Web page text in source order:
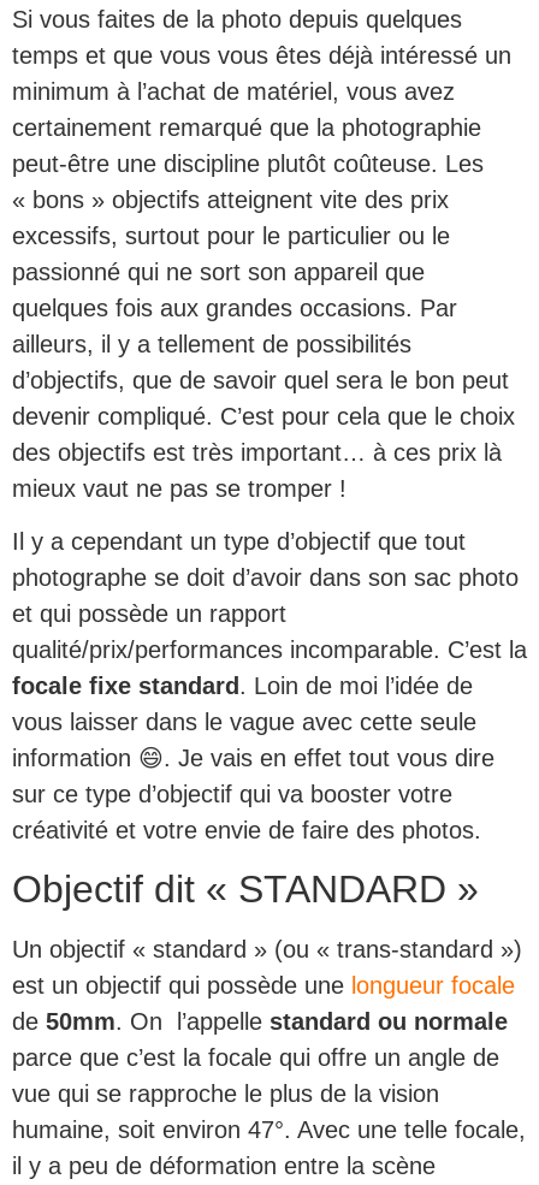
Si vous faites de la photo depuis quelques
temps et que vous vous êtes déjà intéressé un
minimum à l’achat de matériel, vous avez
certainement remarqué que la photographie
peut-être une discipline plutôt coûteuse. Les
« bons » objectifs atteignent vite des prix
excessifs, surtout pour le particulier ou le
passionné qui ne sort son appareil que
quelques fois aux grandes occasions. Par
ailleurs, il y a tellement de possibilités
d’objectifs, que de savoir quel sera le bon peut
devenir compliqué. C’est pour cela que le choix
des objectifs est très important… à ces prix là
mieux vaut ne pas se tromper !
Il y a cependant un type d’objectif que tout
photographe se doit d’avoir dans son sac photo
et qui possède un rapport
qualité/prix/performances incomparable. C’est la
focale fixe standard . Loin de moi l’idée de
vous laisser dans le vague avec cette seule
information 😄. Je vais en effet tout vous dire
sur ce type d’objectif qui va booster votre
créativité et votre envie de faire des photos.
Objectif dit « STANDARD »
Un objectif « standard » (ou « trans-standard »)
est un objectif qui possède une longueur focale
de 50mm. On l’appelle standard ou normale
parce que c’est la focale qui offre un angle de
vue qui se rapproche le plus de la vision
humaine, soit environ 47°. Avec une telle focale,
il y a peu de déformation entre la scène